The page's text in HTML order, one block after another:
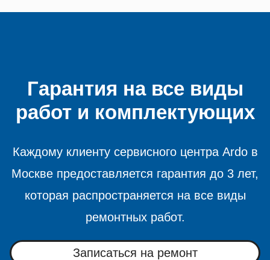
Гарантия на все виды
работ и комплектующих
Каждому клиенту сервисного центра Ardo в
Москве предоставляется гарантия до 3 лет,
которая распространяется на все виды
ремонтных работ.
Записаться на ремонт